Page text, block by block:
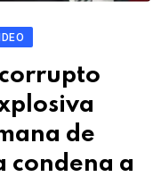
de
condena a